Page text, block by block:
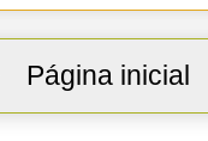
Página inicial